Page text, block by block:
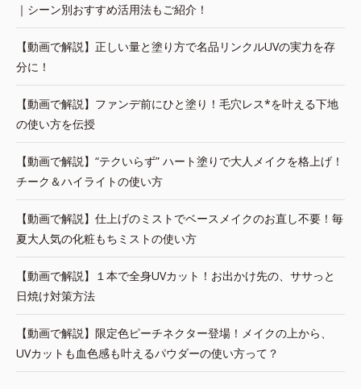
｜シーン別おすすめ活用法もご紹介！
【動画で解説】正しい量と塗り方で名品リンクルUVの実力を存
分に！
【動画で解説】ファンデ前にひと塗り！毛穴レス*を叶える下地
の使い方を伝授
【動画で解説】“テクいらず” ハート塗りで大人メイクを格上げ！
チーク＆ハイライトの使い方
【動画で解説】仕上げのミストでベースメイクのお直し不要！毎
夏大人気の化粧もちミストの使い方
【動画で解説】１本で全身UVカット！お出かけ先の、ササっと
日焼け対策方法
【動画で解説】限定色ピーチネクター登場！メイクの上から、
UVカットも血色感も叶えるパウダーの使い方って？